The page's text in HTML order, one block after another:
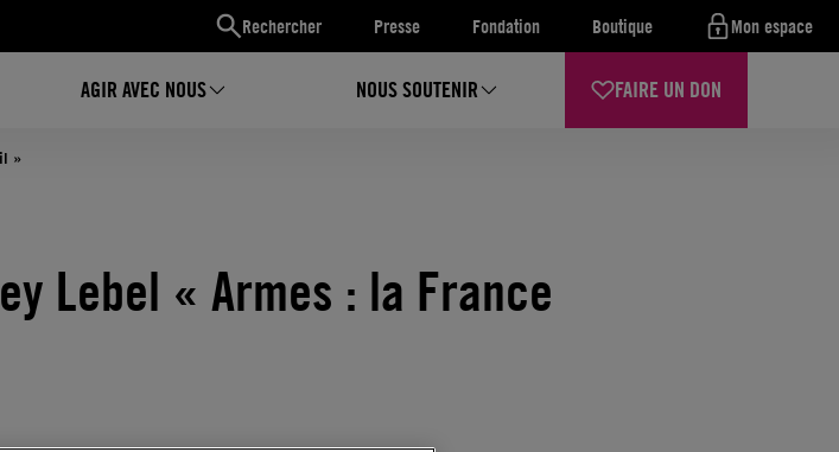
Rechercher Presse Fondation Boutique Mon espace
AGIR AVEC NOUS NOUS SOUTENIR FAIRE UN DON
»
Lebel « Armes : la France